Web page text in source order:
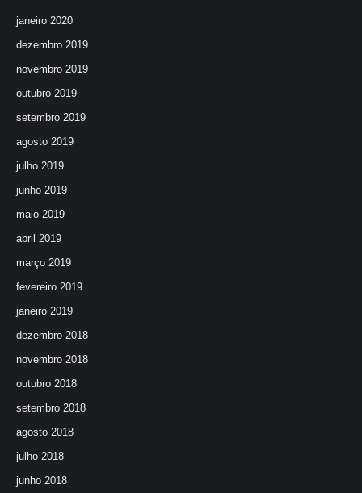
janeiro 2020
dezembro 2019
novembro 2019
outubro 2019
setembro 2019
agosto 2019
julho 2019
junho 2019
maio 2019
abril 2019
março 2019
fevereiro 2019
janeiro 2019
dezembro 2018
novembro 2018
outubro 2018
setembro 2018
agosto 2018
julho 2018
junho 2018